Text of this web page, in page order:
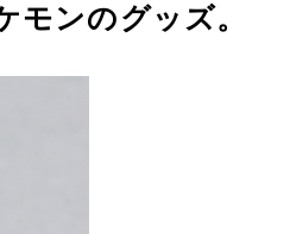
ンのグッズ。